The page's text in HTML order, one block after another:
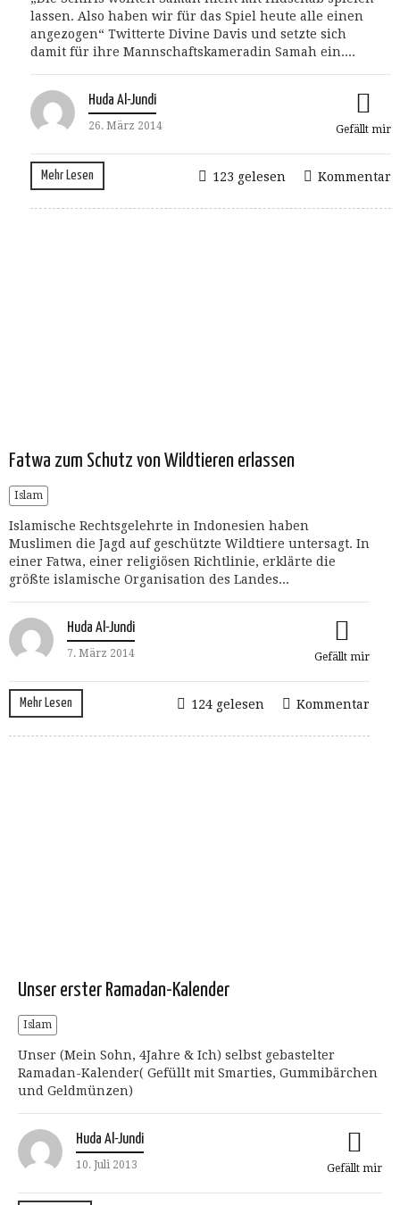
lassen. Also haben wir für das Spiel heute alle einen
angezogen“ Twitterte Divine Davis und setzte sich
damit für ihre Mannschaftskameradin Samah ein....
Huda Al-Jundi
26. März 2014 Gefällt mir
Mehr Lesen Kommentar
123 gelesen
Fatwa zum Schutz von Wildtieren erlassen
Islam
Islamische Rechtsgelehrte in Indonesien haben
Muslimen die Jagd auf geschützte Wildtiere untersagt. In
einer Fatwa, einer religiösen Richtlinie, erklärte die
größte islamische Organisation des Landes...
Huda Al-Jundi
7. März 2014 Gefällt mir
Mehr Lesen Kommentar
124 gelesen
Unser erster Ramadan-Kalender
Islam
Unser (Mein Sohn, 4Jahre & Ich) selbst gebastelter
Ramadan-Kalender( Gefüllt mit Smarties, Gummibärchen
und Geldmünzen)
Huda Al-Jundi
10. Juli 2013 Gefällt mir